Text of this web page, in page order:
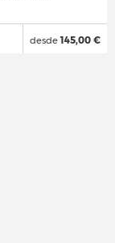
desde145,00 €